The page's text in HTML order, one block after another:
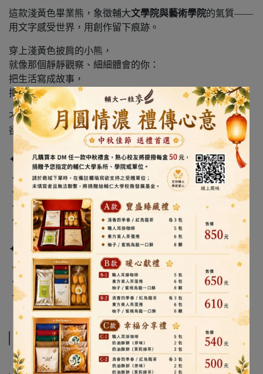
這款淺黃色畢業熊，象徵輔大文學院與藝術學院的氣質——
用文字感受世界，用創作留下痕跡。
穿上淺黃色披肩的小熊，
就像那個靜靜觀察、細細體會的你：
把生活寫成故事，
把感受變成作品。
不一定最耀眼，
卻總是最動人。
✦ 商品特色
・經典學士帽造型，保留畢業的重要時刻
・淺黃色披肩設計，象徵溫柔、靈感與創作力
・柔軟絨毛材質，療癒陪伴與收藏兼具
・可搭配花束與禮物袋，送禮更有儀式感
✦ 適合送給這樣的你
・文學院／藝術學院畢業生
・喜歡創作、設計、文字或美感生活的人
・想送一份「有氣質、有溫度」的畢業禮
規格說明